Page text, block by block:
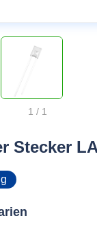
1 / 1
Stecker